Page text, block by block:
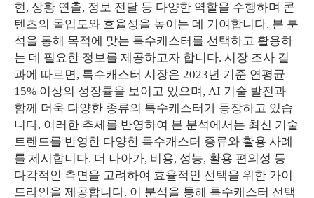
현, 상황 연출, 정보 전달 등 다양한 역할을 수행하며 콘
텐츠의 몰입도와 효율성을 높이는 데 기여합니다. 본 분
석을 통해 목적에 맞는 특수캐스터를 선택하고 활용하
는 데 필요한 정보를 제공하고자 합니다. 시장 조사 결
과에 따르면, 특수캐스터 시장은 2023년 기준 연평균
15% 이상의 성장률을 보이고 있으며, AI 기술 발전과
함께 더욱 다양한 종류의 특수캐스터가 등장하고 있습
니다. 이러한 추세를 반영하여 본 분석에서는 최신 기술
트렌드를 반영한 다양한 특수캐스터 종류와 활용 사례
를 제시합니다. 더 나아가, 비용, 성능, 활용 편의성 등
다각적인 측면을 고려하여 효율적인 선택을 위한 가이
드라인을 제공합니다. 이 분석을 통해 특수캐스터 선택